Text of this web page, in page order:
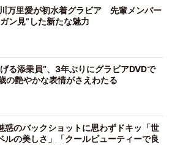
万里愛が初水着グラビア 先輩メンバー
ン見”した新たな魅力
る添乗員”、3年ぶりにグラビアDVDで
艶やかな表情がさえわたる
惑のバックショットに思わずドキッ「世
ルの美しさ」「クールビューティーで良